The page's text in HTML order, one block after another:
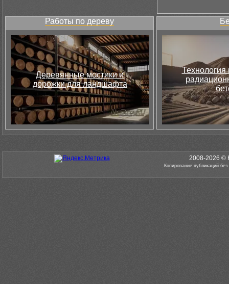
Работы по дереву
Деревянные мостики и
дорожки для ландшафта
Технология
2008-2026 ©
Копирование публикаций